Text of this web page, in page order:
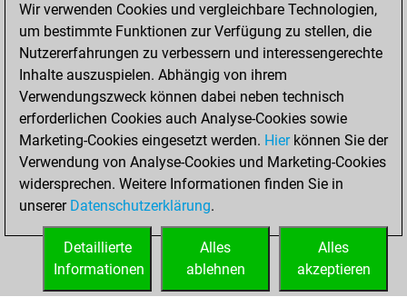
You created
your Fritz account
You played 4
blitz games
Play
You scored +1
=0 -3 in blitz
You played 3
bullet games
You scored +2
=0 -1 in bullet
Wir verwenden Cookies und vergleichbare Technologien,
um bestimmte Funktionen zur Verfügung zu stellen, die
Nutzererfahrungen zu verbessern und interessengerechte
Inhalte auszuspielen. Abhängig von ihrem
Verwendungszweck können dabei neben technisch
erforderlichen Cookies auch Analyse-Cookies sowie
Marketing-Cookies eingesetzt werden. Hierkönnen Sie der
Verwendung von Analyse-Cookies und Marketing-Cookies
widersprechen. Weitere Informationen finden Sie in
unserer Datenschutzerklärung.
Alles
akzeptieren
Alles
ablehnen
Detaillierte
Informationen